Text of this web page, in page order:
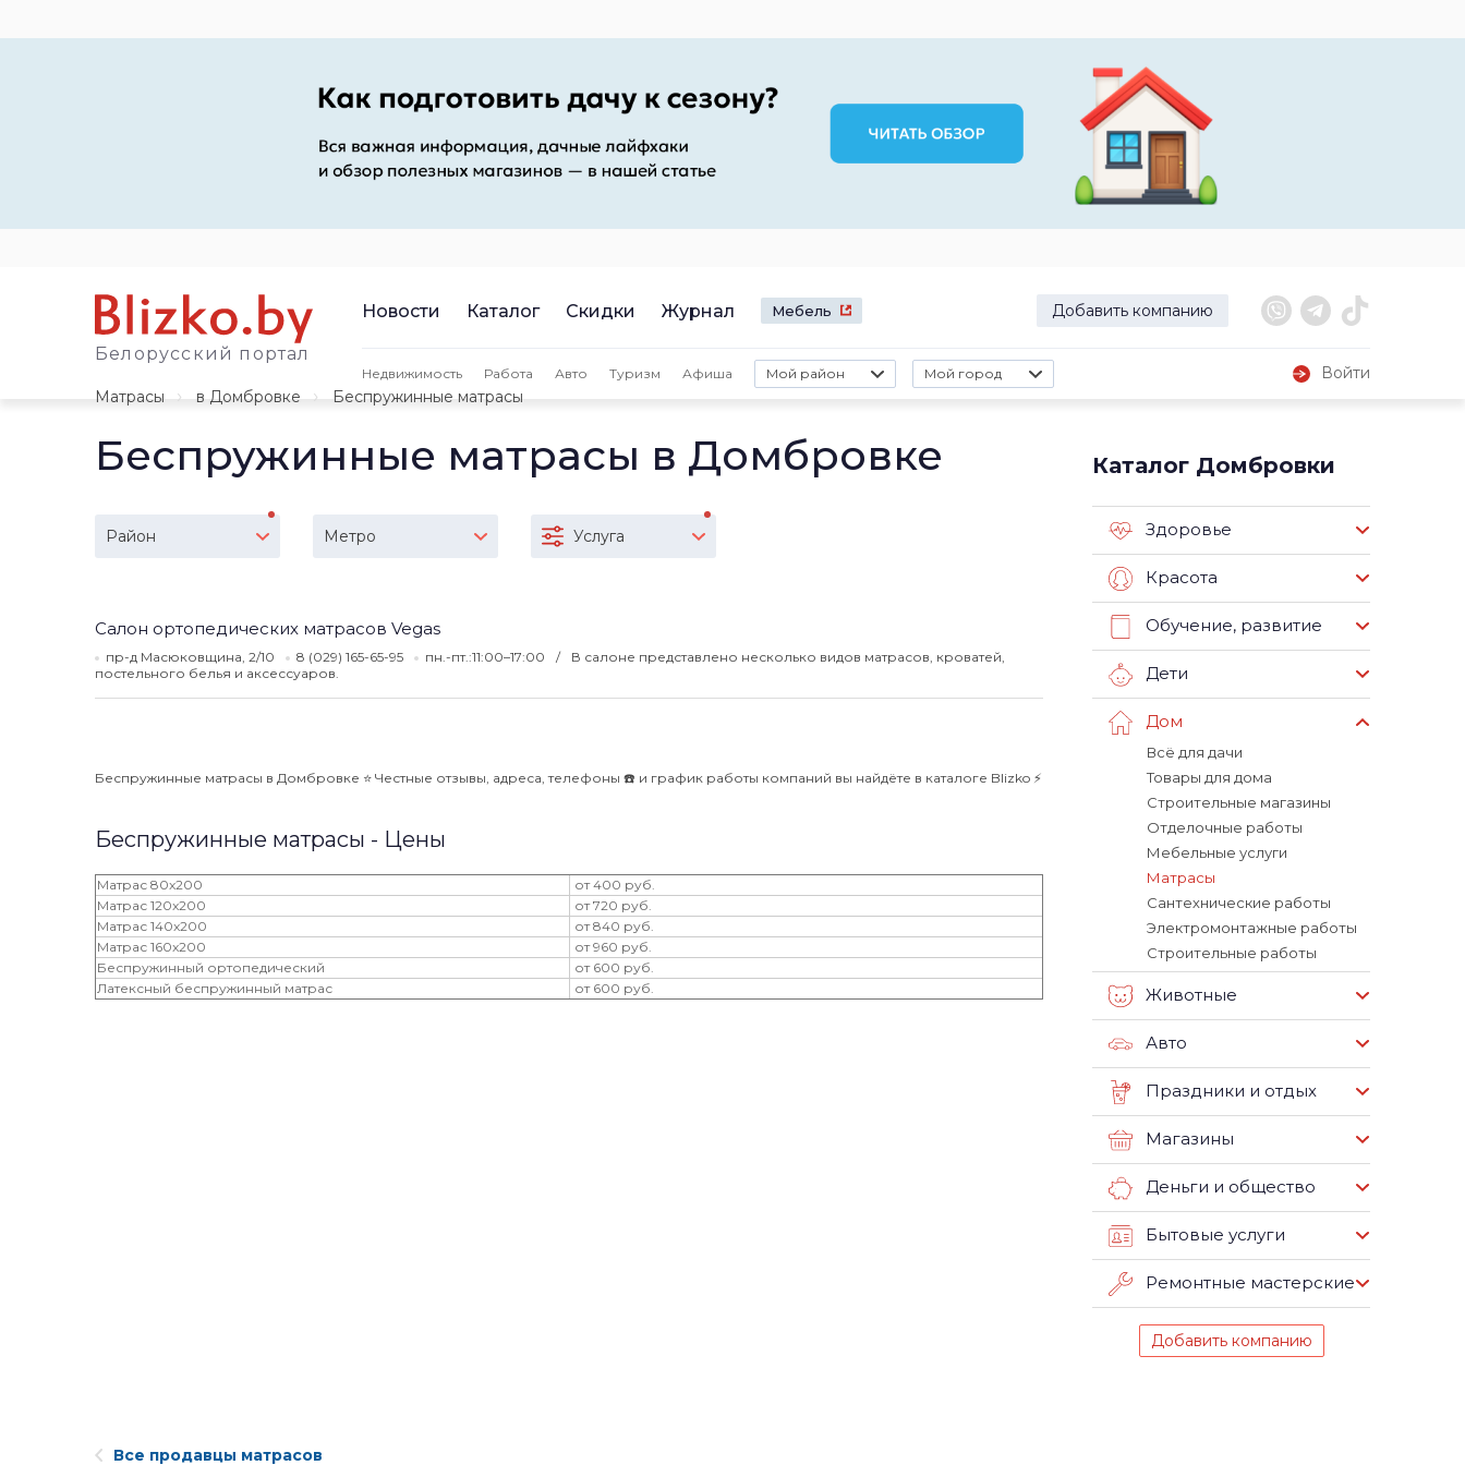
Белорусский портал
Новости Каталог Скидки Журнал Мебель Добавить компанию
Недвижимость Работа Авто Туризм Афиша Мой район Мой город
Войти
Матрасы
в Домбровке Беспружинные матрасы
Беспружинные матрасы в Домбровке
Район Метро Услуга
Салон ортопедических матрасов Vegas
пр-д Масюковщина, 2/10 8 (029) 165-65-95 пн.-пт.:11:00–17:00
В салоне представлено несколько видов матрасов, кроватей,
постельного белья и аксессуаров.
Беспружинные матрасы в Домбровке ⭐️ Честные отзывы, адреса, телефоны ☎️ и график работы компаний вы найдёте в каталоге Blizko ⚡️
Беспружинные матрасы - Цены
Матрас 80x200
от 400 руб.
Матрас 120x200
от 720 руб.
Матрас 140x200
от 840 руб.
Матрас 160x200
от 960 руб.
Беспружинный ортопедический
от 600 руб.
Латексный беспружинный матрас
от 600 руб.
Каталог Домбровки
Здоровье
Красота
Обучение, развитие
Дети
Дом
Всё для дачи
Товары для дома
Строительные магазины
Отделочные работы
Мебельные услуги
Матрасы
Сантехнические работы
Электромонтажные работы
Строительные работы
Животные
Авто
Праздники и отдых
Магазины
Деньги и общество
Бытовые услуги
Ремонтные мастерские
Добавить компанию
Все продавцы матрасов